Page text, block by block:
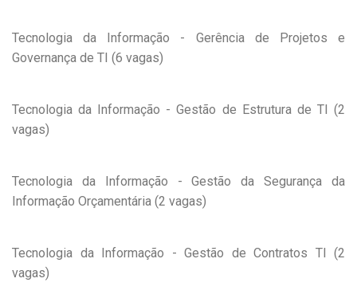
Tecnologia da Informação - Gerência de Projetos e
Governança de TI (6 vagas)
Tecnologia da Informação - Gestão de Estrutura de TI (2
vagas)
Tecnologia da Informação - Gestão da Segurança da
Informação Orçamentária (2 vagas)
Tecnologia da Informação - Gestão de Contratos TI (2
vagas)